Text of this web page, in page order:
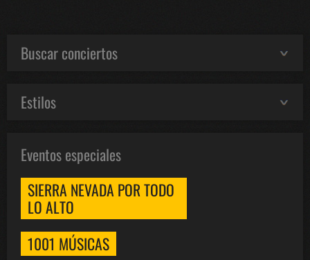
Buscar conciertos
Estilos
Eventos especiales
SIERRA NEVADA POR TODO
LO ALTO
1001 MÚSICAS